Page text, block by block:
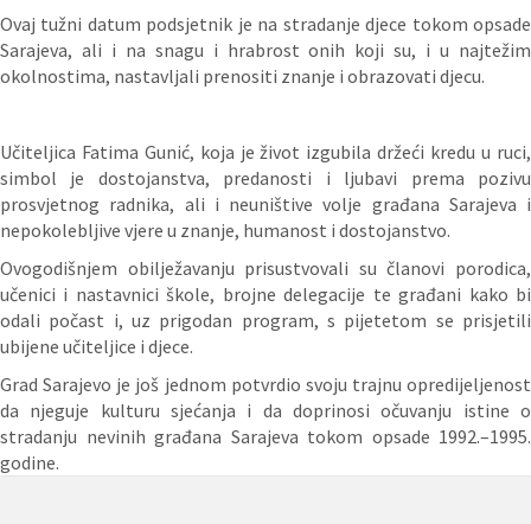
Ovaj tužni datum podsjetnik je na stradanje djece tokom opsade
Sarajeva, ali i na snagu i hrabrost onih koji su, i u najtežim
okolnostima, nastavljali prenositi znanje i obrazovati djecu.
Učiteljica Fatima Gunić, koja je život izgubila držeći kredu u ruci,
simbol je dostojanstva, predanosti i ljubavi prema pozivu
prosvjetnog radnika, ali i neuništive volje građana Sarajeva i
nepokolebljive vjere u znanje, humanost i dostojanstvo.
Ovogodišnjem obilježavanju prisustvovali su članovi porodica,
učenici i nastavnici škole, brojne delegacije te građani kako bi
odali počast i, uz prigodan program, s pijetetom se prisjetili
ubijene učiteljice i djece.
Grad Sarajevo je još jednom potvrdio svoju trajnu opredijeljenost
da njeguje kulturu sjećanja i da doprinosi očuvanju istine o
stradanju nevinih građana Sarajeva tokom opsade 1992.–1995.
godine.